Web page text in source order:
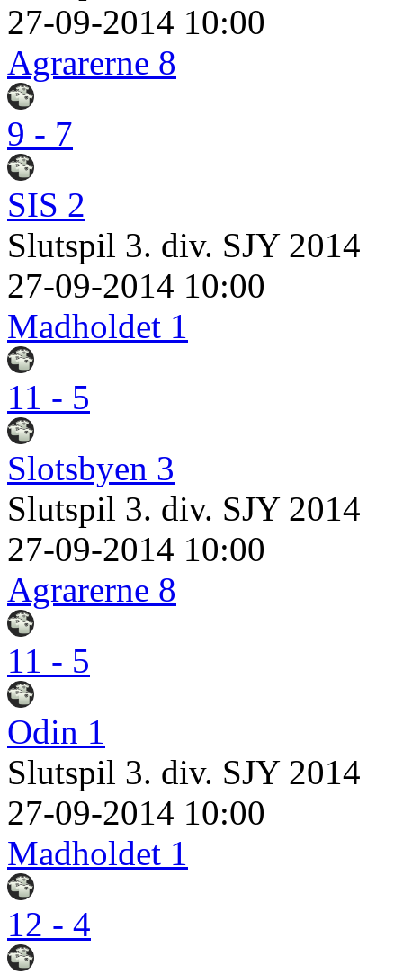
27-09-2014 10:00
Agrarerne 8
9 - 7
SIS 2
Slutspil 3. div. SJY 2014
27-09-2014 10:00
Madholdet 1
11 - 5
Slotsbyen 3
Slutspil 3. div. SJY 2014
27-09-2014 10:00
Agrarerne 8
11 - 5
Odin 1
Slutspil 3. div. SJY 2014
27-09-2014 10:00
Madholdet 1
12 - 4